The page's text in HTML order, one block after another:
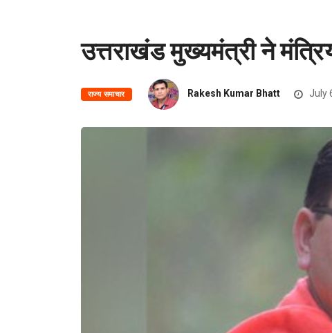
उत्तराखंड मुख्यमंत्री ने
राज्य समाचार Rakesh Kumar Bhatt July